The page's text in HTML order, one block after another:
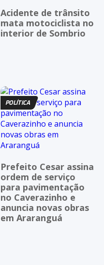
Acidente de trânsito
mata motociclista no
interior de Sombrio
POLÍTICA
Prefeito Cesar assina
ordem de serviço
para pavimentação
no Caverazinho e
anuncia novas obras
em Araranguá